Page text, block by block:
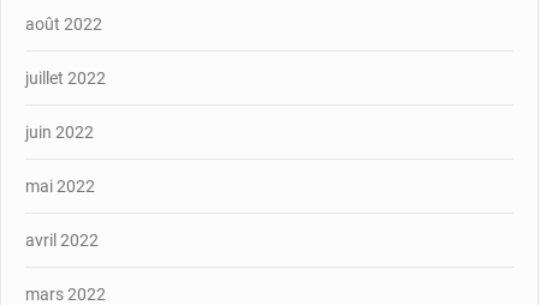
août 2022
juillet 2022
juin 2022
mai 2022
avril 2022
mars 2022